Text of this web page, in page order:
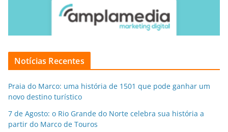
Notícias Recentes
Praia do Marco: uma história de 1501 que pode ganhar um
novo destino turístico
7 de Agosto: o Rio Grande do Norte celebra sua história a
partir do Marco de Touros